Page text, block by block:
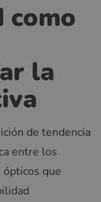
como
la
de tendencia
entre los
que